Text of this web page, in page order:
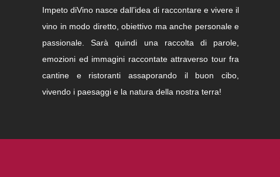
Impeto diVino nasce dall’idea di raccontare e vivere il
vino in modo diretto, obiettivo ma anche personale e
passionale. Sarà quindi una raccolta di parole,
emozioni ed immagini raccontate attraverso tour fra
cantine e ristoranti assaporando il buon cibo,
vivendo i paesaggi e la natura della nostra terra!